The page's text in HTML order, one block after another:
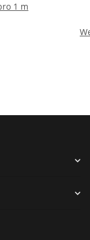
1 m